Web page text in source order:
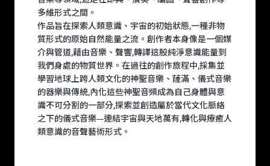
多維形式之間。
作品旨在探索人類意識、宇宙的初始狀態,一種非物
質形式的原始自然能量之流。創作者本身像是一個媒
介與管道,藉由音樂、聲響,轉譯這股純淨意識能量到
我們身處的物質世界。在過往的創作旅程中,採集並
學習地球上跨人類文化的神聖音樂、薩滿、儀式音樂
的器樂與傳統,內化這些神聖音頻成為自己身體與意
識不可分割的一部分,探索並創造屬於當代文化脈絡
之下的儀式音樂—連結宇宙與天地萬有,轉化與療癒人
類意識的音聲藝術形式。